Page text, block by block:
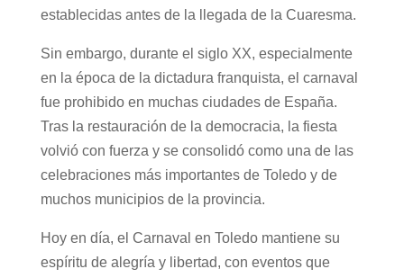
establecidas antes de la llegada de la Cuaresma.
Sin embargo, durante el siglo XX, especialmente
en la época de la dictadura franquista, el carnaval
fue prohibido en muchas ciudades de España.
Tras la restauración de la democracia, la fiesta
volvió con fuerza y se consolidó como una de las
celebraciones más importantes de Toledo y de
muchos municipios de la provincia.
Hoy en día, el Carnaval en Toledo mantiene su
espíritu de alegría y libertad, con eventos que